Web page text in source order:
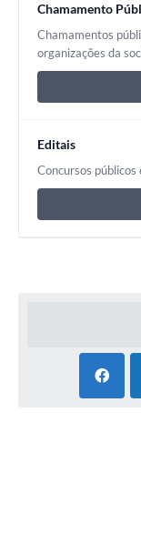
Chamamento
Chamamentos
organizações da
Editais
Concursos